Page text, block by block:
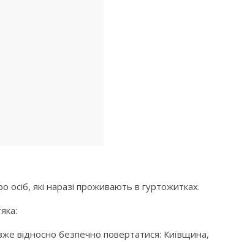
осіб, які наразі проживають в гуртожитках.
відносно безпечно повертатися: Київщина,